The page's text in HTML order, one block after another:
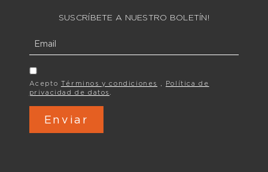
SUSCRÍBETE A NUESTRO BOLETÍN!
Acepto Términos y condiciones
Política de
privacidad de datos